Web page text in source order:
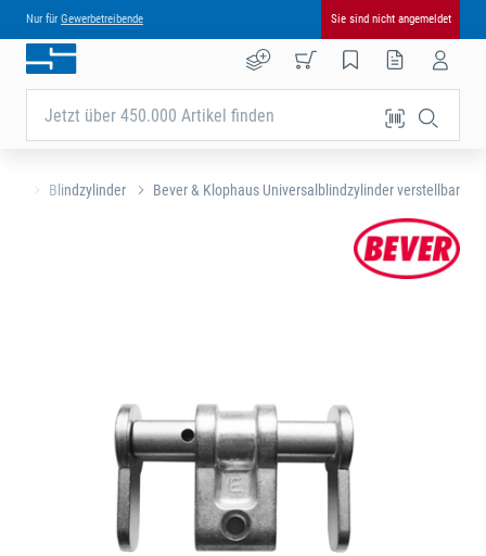
Nur für Gewerbetreibende Sie sind nicht angemeldet
Jetzt über 450.000 Artikel finden
Blindzylinder Bever & Klophaus Universalblindzylinder verstellbar